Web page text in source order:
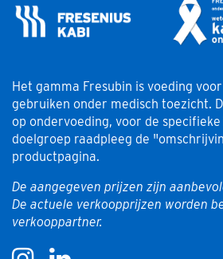
Het gamma Fresubin is voeding
gebruiken onder medisch toezicht.
op ondervoeding, voor de
doelgroep raadpleeg de
productpagina.
De aangegeven prijzen zijn
De actuele verkoopprijzen worden
verkooppartner.